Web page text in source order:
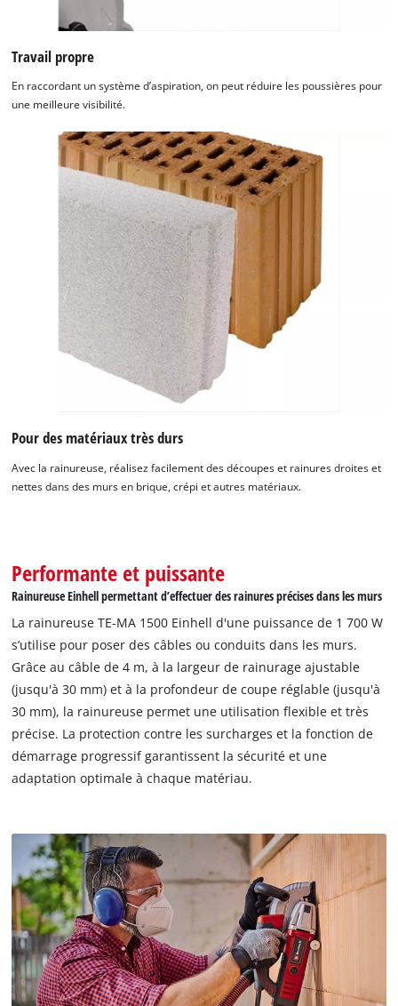
Nous avons besoin de votre accord pour
pouvoir charger Google Maps !
This content is not permitted to load due
to trackers that are not disclosed to the
visitor. The website owner needs to setup
the site with their CMP to add this content
to the list of technologies used.
Management Platform
Travail propre
En raccordant un système d’aspiration, on peut réduire les poussières pour
une meilleure visibilité.
Pour des matériaux très durs
Avec la rainureuse, réalisez facilement des découpes et rainures droites et
nettes dans des murs en brique, crépi et autres matériaux.
Performante et puissante
Rainureuse Einhell permettant d’effectuer des rainures précises dans les murs
La rainureuse TE-MA 1500 Einhell d'une puissance de 1 700 W
s’utilise pour poser des câbles ou conduits dans les murs.
Grâce au câble de 4 m, à la largeur de rainurage ajustable
(jusqu'à 30 mm) et à la profondeur de coupe réglable (jusqu'à
30 mm), la rainureuse permet une utilisation flexible et très
précise. La protection contre les surcharges et la fonction de
démarrage progressif garantissent la sécurité et une
adaptation optimale à chaque matériau.